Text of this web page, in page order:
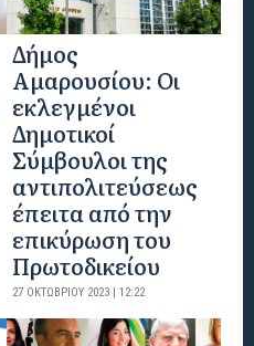
Δήμος
Αμαρουσίου: Οι
εκλεγμένοι
Δημοτικοί
Σύμβουλοι της
αντιπολιτεύσεως
έπειτα από την
επικύρωση του
Πρωτοδικείου
27 ΟΚΤΩΒΡΊΟΥ 2023 | 12:22